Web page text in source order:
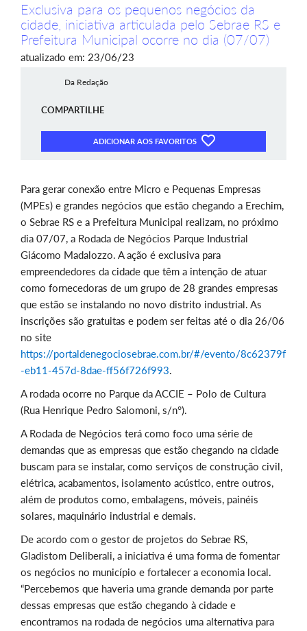
Exclusiva para os pequenos negócios da
cidade, iniciativa articulada pelo Sebrae RS e
Prefeitura Municipal ocorre no dia (07/07)
atualizado em: 23/06/23
Da Redação
COMPARTILHE
ADICIONAR AOS FAVORITOS
Para gerar conexão entre Micro e Pequenas Empresas
(MPEs) e grandes negócios que estão chegando a Erechim,
o Sebrae RS e a Prefeitura Municipal realizam, no próximo
dia 07/07, a Rodada de Negócios Parque Industrial
Giácomo Madalozzo. A ação é exclusiva para
empreendedores da cidade que têm a intenção de atuar
como fornecedoras de um grupo de 28 grandes empresas
que estão se instalando no novo distrito industrial. As
inscrições são gratuitas e podem ser feitas até o dia 26/06
no site
https://portaldenegociosebrae.com.br/#/evento/8c62379f
-eb11-457d-8dae-ff56f726f993.
A rodada ocorre no Parque da ACCIE – Polo de Cultura
(Rua Henrique Pedro Salomoni, s/n°).
A Rodada de Negócios terá como foco uma série de
demandas que as empresas que estão chegando na cidade
buscam para se instalar, como serviços de construção civil,
elétrica, acabamentos, isolamento acústico, entre outros,
além de produtos como, embalagens, móveis, painéis
solares, maquinário industrial e demais.
De acordo com o gestor de projetos do Sebrae RS,
Gladistom Deliberali, a iniciativa é uma forma de fomentar
os negócios no município e fortalecer a economia local.
“Percebemos que haveria uma grande demanda por parte
dessas empresas que estão chegando à cidade e
encontramos na rodada de negócios uma alternativa para